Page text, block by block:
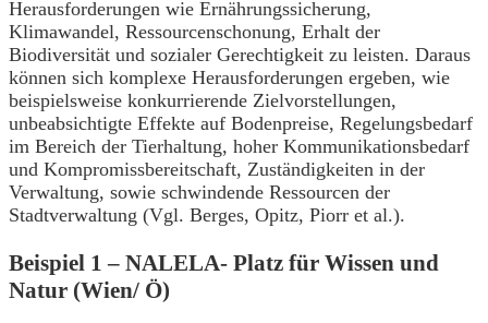
Herausforderungen wie Ernährungssicherung,
Klimawandel, Ressourcenschonung, Erhalt der
Biodiversität und sozialer Gerechtigkeit zu leisten. Daraus
können sich komplexe Herausforderungen ergeben, wie
beispielsweise konkurrierende Zielvorstellungen,
unbeabsichtigte Effekte auf Bodenpreise, Regelungsbedarf
im Bereich der Tierhaltung, hoher Kommunikationsbedarf
und Kompromissbereitschaft, Zuständigkeiten in der
Verwaltung, sowie schwindende Ressourcen der
Stadtverwaltung (Vgl. Berges, Opitz, Piorr et al.).
Beispiel 1 – NALELA- Platz für Wissen und
Natur (Wien/ Ö)